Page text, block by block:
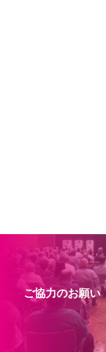
ご協力のお願い